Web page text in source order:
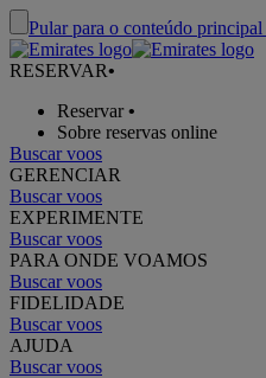
Pular para o conteúdo principal
RESERVAR•
Reservar •
Sobre reservas online
Buscar voos
GERENCIAR
Buscar voos
EXPERIMENTE
Buscar voos
PARA ONDE VOAMOS
Buscar voos
FIDELIDADE
Buscar voos
AJUDA
Buscar voos